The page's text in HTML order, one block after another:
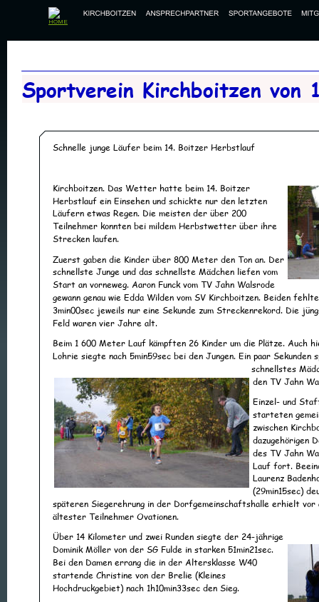
Sportverein Kirchboitzen von
Schnelle junge Läufer beim 14. Boitzer Herbstlauf
Kirchboitzen. Das Wetter hatte beim 14. Boitzer
Herbstlauf ein Einsehen und schickte nur den letzten
Läufern etwas Regen. Die meisten der über 200
Teilnehmer konnten bei mildem Herbstwetter über ihre
Strecken laufen.
Zuerst gaben die Kinder über 800 Meter den Ton an. Der
schnellste Junge und das schnellste Mädchen liefen vom
Start an vorneweg. Aaron Funck vom TV Jahn Walsrode
gewann genau wie Edda Wilden vom SV Kirchboitzen. Beiden
3min00sec jeweils nur eine Sekunde zum Streckenrekord. Die
Feld waren vier Jahre alt.
Beim 1 600 Meter Lauf kämpften 26 Kinder um die Plätze. Auch
Lohrie siegte nach 5min59sec bei den Jungen. Ein paar
schnellstes
den TV Jahn
Einzel- und
starteten
zwischen
dazugehörigen
des TV Jahn
Lauf fort.
Laurenz
(29min15sec)
späteren Siegerehrung in der Dorfgemeinschaftshalle erhielt
ältester Teilnehmer Ovationen.
Über 14 Kilometer und zwei Runden siegte der 24-jährige
Dominik Möller von der SG Fulde in starken 51min21sec.
Bei den Damen errang die in der Altersklasse W40
startende Christine von der Brelie (Kleines
Hochdruckgebiet) nach 1h10min33sec den Sieg.